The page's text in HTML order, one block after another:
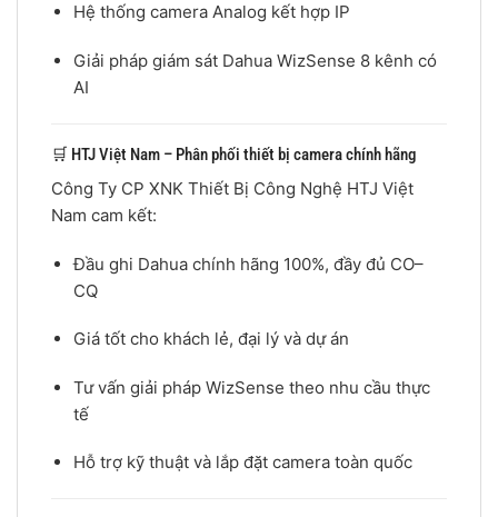
Hệ thống camera Analog kết hợp IP
Giải pháp giám sát Dahua WizSense 8 kênh có
AI
🛒 HTJ Việt Nam – Phân phối thiết bị camera chính hãng
Công Ty CP XNK Thiết Bị Công Nghệ HTJ Việt
Nam cam kết:
Đầu ghi Dahua chính hãng 100%, đầy đủ CO–
CQ
Giá tốt cho khách lẻ, đại lý và dự án
Tư vấn giải pháp WizSense theo nhu cầu thực
tế
Hỗ trợ kỹ thuật và lắp đặt camera toàn quốc